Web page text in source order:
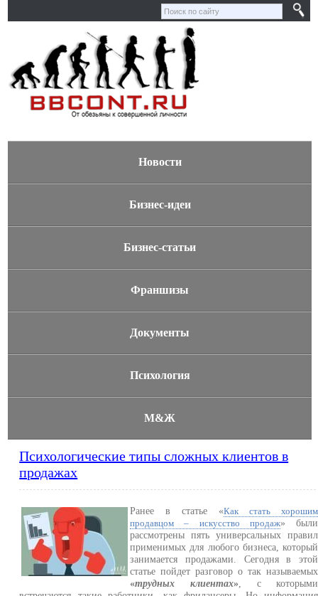
Новости
Бизнес-идеи
Бизнес-статьи
Франшизы
Документы
Психология
М&Ж
Психологические типы сложных клиентов в
продажах
Ранее в статье «Как стать хорошим
продавцом – искусство продаж» были
рассмотрены пять универсальных правил
применимых для любого бизнеса, который
занимается продажами. Сегодня в этой
статье пойдет разговор о так называемых
«трудных клиентах», с которыми